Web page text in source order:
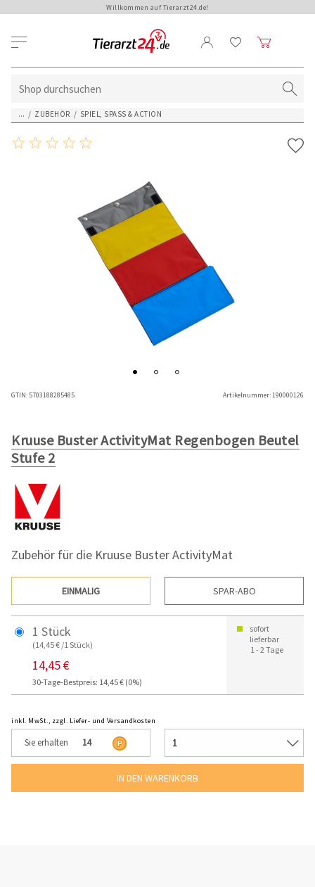
Willkommen auf Tierarzt24.de!
... / ZUBEHÖR / SPIEL, SPASS & ACTION
GTIN:5703188285485 Artikelnummer:190000126
Kruuse Buster ActivityMat Regenbogen Beutel
Stufe 2
Zubehör für die Kruuse Buster ActivityMat
EINMALIG SPAR-ABO
1 Stück
(14,45 € /1 Stück)
14,45 €
30-Tage-Bestpreis: 14,45 € (0%)
sofort
lieferbar
1 - 2 Tage
inkl. MwSt., zzgl. Liefer- und Versandkosten
Sie erhalten 14